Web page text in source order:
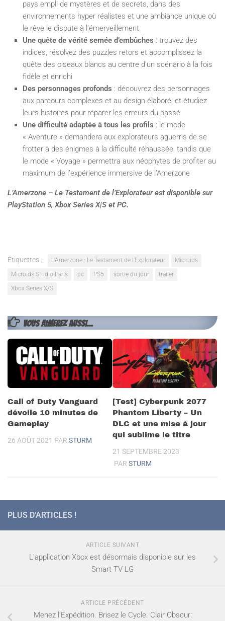
pays empli de mystères et de secrets, dans des
environnements hyper réalistes et une ambiance unique où
le rêve le dispute à l’émerveillement
Une quête de vérité semée d’embûches : trouvez des
indices, résolvez des puzzles retors et accomplissez la
quête des oiseaux blancs au centre d’un scénario à la fois
fidèle et enrichi
Des personnages profonds : découvrez des personnages
aux parcours complexes et au design élaboré, et étudiez
leurs histoires pour réparer les erreurs du passé
Une difficulté adaptée à tous les profils : le mode
« Aventure » demandera aux explorateurs aguerris de se
frotter à des énigmes à la difficulté réhaussée, tandis que
le mode « Voyage » permettra aux néophytes de profiter au
maximum de l’expérience immersive de l’Amerzone
L’Amerzone – Le Testament de l’Explorateur est disponible sur
PlayStation 5, Xbox Series X|S et PC.
Étiquettes : L'Amerzone : Le Testament de l'Explorateur
Microids
Microids Studio Paris
pc PS5 sortie du jour
trailer
Xbox Series X/S
VOUS AIMEREZ AUSSI...
Call of Duty Vanguard
dévoile 10 minutes de
Gameplay
26 AOÛT 2021 PAR STURM
[Test] Cyberpunk 2077
Phantom Liberty – Un
DLC et une mise à jour
qui sublime le titre
21 SEPTEMBRE 2023
PAR STURM
PLUS D'ARTICLES !
ARTICLE SUIVANT
L’application Xbox est désormais disponible sur les
Smart TV LG
ARTICLE PRÉCÉDENT
Menez l’Expédition. Brisez le Cycle. Clair Obscur: